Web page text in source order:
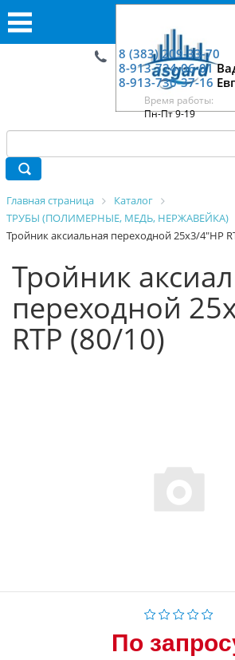
8 (383) 209-33-70
8-913-724-06-01
8-913-730-37-16
Время работы:
Пн-Пт 9-19
Главная страница
Каталог
ТРУБЫ (ПОЛИМЕРНЫЕ, МЕДЬ, НЕРЖАВЕЙКА)
Тройник аксиальная переходной 25х3/4"НР
Тройник
переходной
RTP (80/10)
По